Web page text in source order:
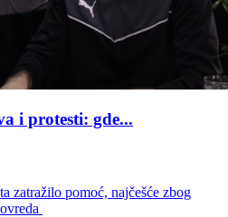
i protesti: gde...